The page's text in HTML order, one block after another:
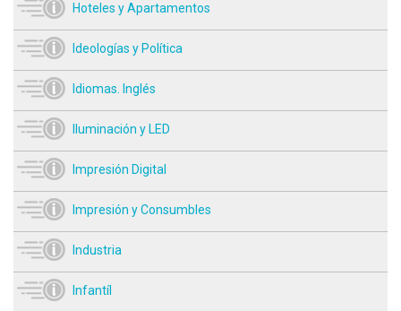
Hoteles y Apartamentos
Ideologías y Política
Idiomas. Inglés
Iluminación y LED
Impresión Digital
Impresión y Consumbles
Industria
Infantíl